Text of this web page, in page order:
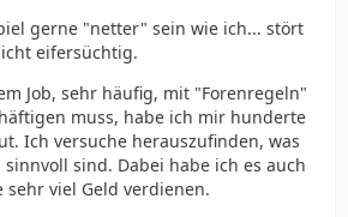
gerne "netter" sein wie ich... stört
eifersüchtig.
Job, sehr häufig, mit "Forenregeln"
muss, habe ich mir hunderte
Ich versuche herauszufinden, was
sind. Dabei habe ich es auch
sehr viel Geld verdienen.